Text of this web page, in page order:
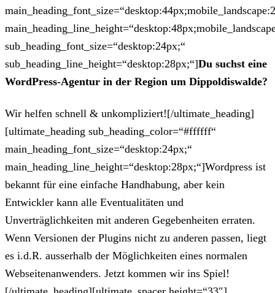
sub_heading_font_size=“desktop:24px;“
sub_heading_line_height=“desktop:28px;“]Du suchst eine
WordPress-Agentur in der Region um Dippoldiswalde?
Wir helfen schnell & unkompliziert![/ultimate_heading]
[ultimate_heading sub_heading_color=“#ffffff“
main_heading_font_size=“desktop:24px;“
main_heading_line_height=“desktop:28px;“]Wordpress ist
bekannt für eine einfache Handhabung, aber kein
Entwickler kann alle Eventualitäten und
Unverträglichkeiten mit anderen Gegebenheiten erraten.
Wenn Versionen der Plugins nicht zu anderen passen, liegt
es i.d.R. ausserhalb der Möglichkeiten eines normalen
Webseitenanwenders. Jetzt kommen wir ins Spiel!